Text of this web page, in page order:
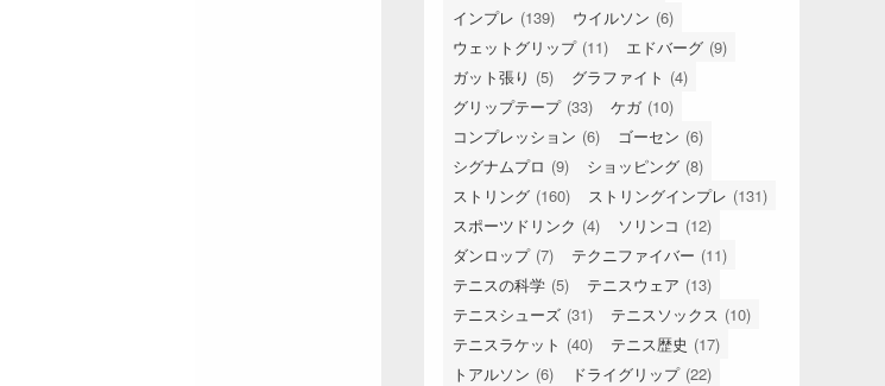
インプレ (139) ウイルソン (6)
ウェットグリップ (11) エドバーグ (9)
ガット張り (5) グラファイト (4)
グリップテープ (33) ケガ (10)
コンプレッション (6) ゴーセン (6)
シグナムプロ (9) ショッピング (8)
ストリング (160) ストリングインプレ (131)
スポーツドリンク (4) ソリンコ (12)
ダンロップ (7) テクニファイバー (11)
テニスの科学 (5) テニスウェア (13)
テニスシューズ (31) テニスソックス (10)
テニスラケット (40) テニス歴史 (17)
トアルソン (6) ドライグリップ (22)